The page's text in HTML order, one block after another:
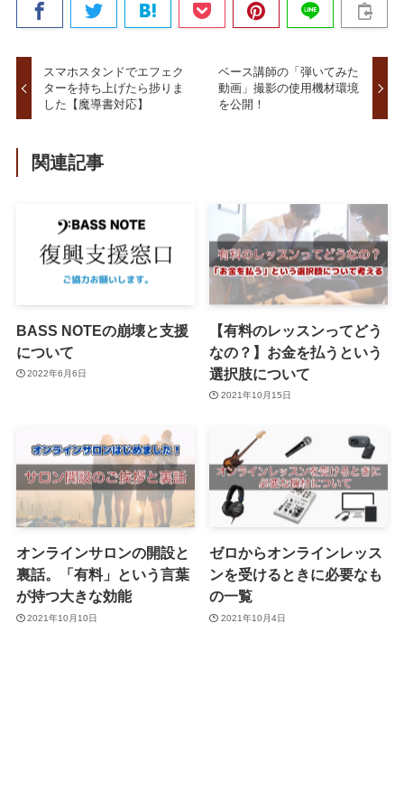
スマホスタンドでエフェク
ターを持ち上げたら捗りま
した【魔導書対応】
ベース講師の「弾いてみた
動画」撮影の使用機材環境
を公開！
関連記事
BASS NOTEの崩壊と支援
について
2022年6月6日
【有料のレッスンってどう
なの？】お金を払うという
選択肢について
2021年10月15日
オンラインサロンの開設と
裏話。「有料」という言葉
が持つ大きな効能
2021年10月10日
ゼロからオンラインレッス
ンを受けるときに必要なも
の一覧
2021年10月4日